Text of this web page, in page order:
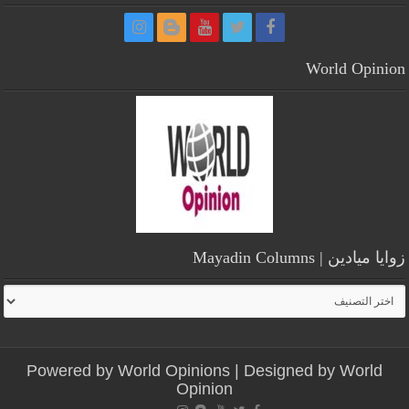
World Opinion
زوايا ميادين | Mayadin Columns
زوايا
ميادين
Mayadin
Powered byWorld Opinions | Designed byWorld
Opinion